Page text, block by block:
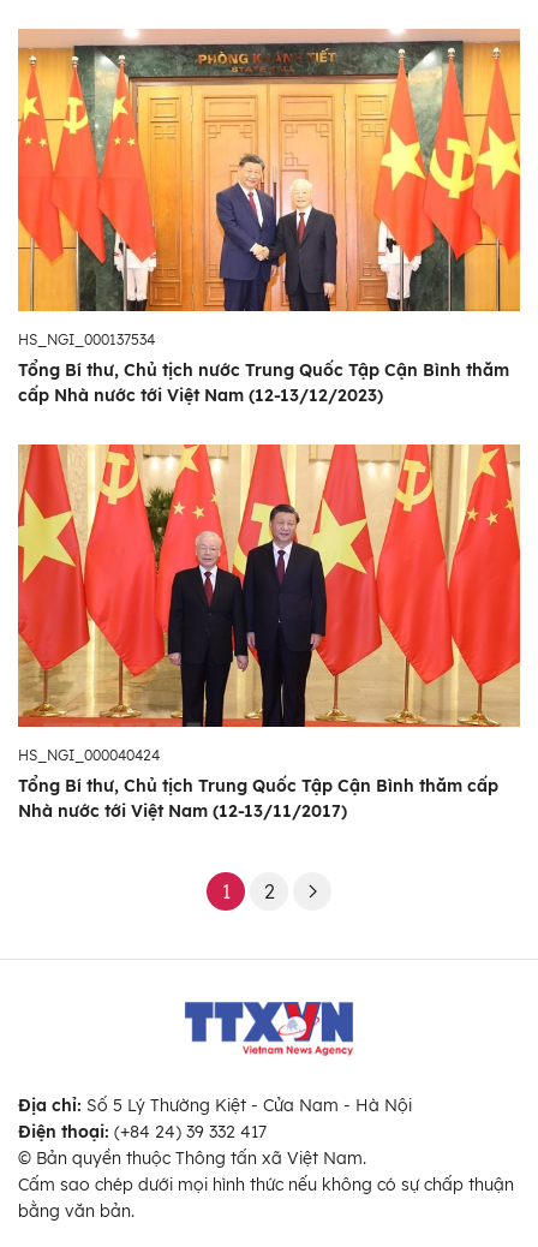
HS_NGI_000137534
Tổng Bí thư, Chủ tịch nước Trung Quốc Tập Cận Bình thăm
cấp Nhà nước tới Việt Nam (12-13/12/2023)
HS_NGI_000040424
Tổng Bí thư, Chủ tịch Trung Quốc Tập Cận Bình thăm cấp
Nhà nước tới Việt Nam (12-13/11/2017)
1 2
Địa chỉ: Số 5 Lý Thường Kiệt - Cửa Nam - Hà Nội
Điện thoại: (+84 24) 39 332 417
© Bản quyền thuộc Thông tấn xã Việt Nam.
Cấm sao chép dưới mọi hình thức nếu không có sự chấp thuận
bằng văn bản.